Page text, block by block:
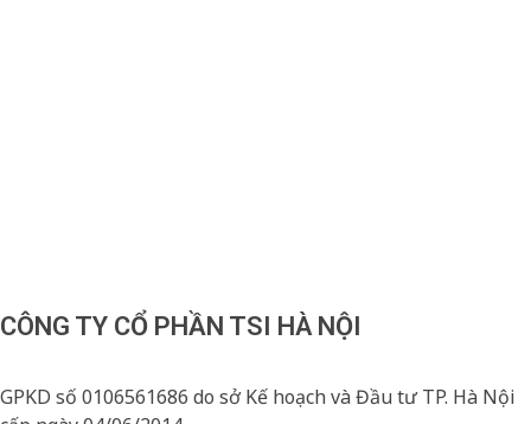
CÔNG TY CỔ PHẦN TSI HÀ NỘI
GPKD số 0106561686 do sở Kế hoạch và Đầu tư TP. Hà Nội